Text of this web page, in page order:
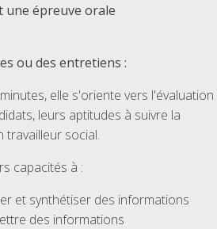
une épreuve orale
ou des entretiens :
elle s'oriente vers l'évaluation
leurs aptitudes à suivre la
travailleur social.
capacités à :
et synthétiser des informations
des informations